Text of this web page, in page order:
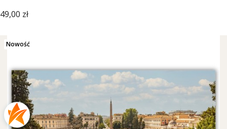
Cena
49,00 zł
Nowość